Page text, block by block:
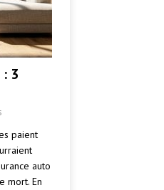
3
paient
auto
mort. En